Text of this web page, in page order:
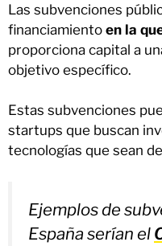
Las subvenciones
financiamiento en la
proporciona capital a
objetivo específico.
Estas subvenciones
startups que buscan
tecnologías que sean
Ejemplos de
España serían el